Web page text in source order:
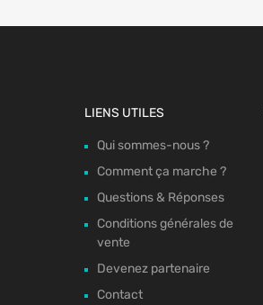
LIENS UTILES
Qui sommes-nous ?
Comment ça marche ?
Questions & Réponses
Conditions générales de
vente
Devenez partenaire
Contact